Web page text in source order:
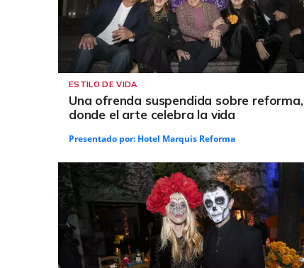
ESTILO DE VIDA
Una ofrenda suspendida sobre reforma,
donde el arte celebra la vida
Presentado por: Hotel Marquis Reforma